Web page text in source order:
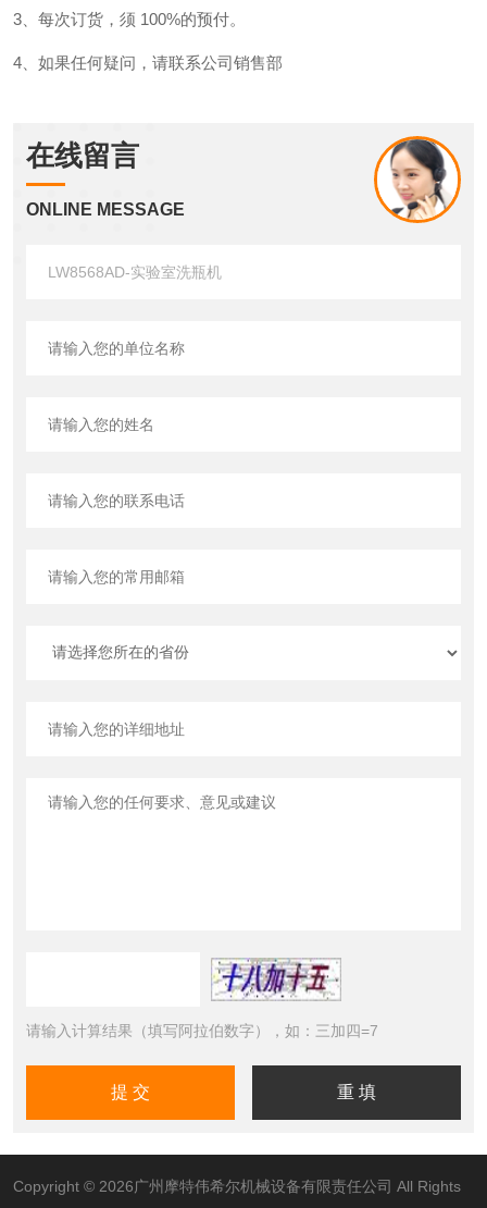
3、每次订货，须 100%的预付。
4、如果任何疑问，请联系公司销售部
在线留言
ONLINE MESSAGE
请输入计算结果（填写阿拉伯数字），如：三加四=7
Copyright © 2026广州摩特伟希尔机械设备有限责任公司 All Rights